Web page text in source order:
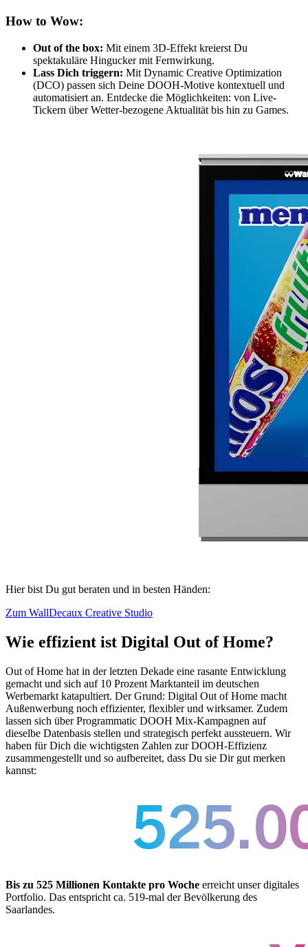
How to Wow:
Out of the box: Mit einem 3D-Effekt kreierst Du
spektakuläre Hingucker mit Fernwirkung.
Lass Dich triggern: Mit Dynamic Creative Optimization
(DCO) passen sich Deine DOOH-Motive kontextuell und
automatisiert an. Entdecke die Möglichkeiten: von Live-
Tickern über Wetter-bezogene Aktualität bis hin zu Games.
Hier bist Du gut beraten und in besten Händen:
Zum WallDecaux Creative Studio
Wie effizient ist Digital Out of Home?
Out of Home hat in der letzten Dekade eine rasante Entwicklung
gemacht und sich auf 10 Prozent Marktanteil im deutschen
Werbemarkt katapultiert. Der Grund: Digital Out of Home macht
Außenwerbung noch effizienter, flexibler und wirksamer. Zudem
lassen sich über Programmatic DOOH Mix-Kampagnen auf
dieselbe Datenbasis stellen und strategisch perfekt aussteuern. Wir
haben für Dich die wichtigsten Zahlen zur DOOH-Effizienz
zusammengestellt und so aufbereitet, dass Du sie Dir gut merken
kannst:
Bis zu 525 Millionen Kontakte pro Woche erreicht unser digitales
Portfolio. Das entspricht ca. 519-mal der Bevölkerung des
Saarlandes.